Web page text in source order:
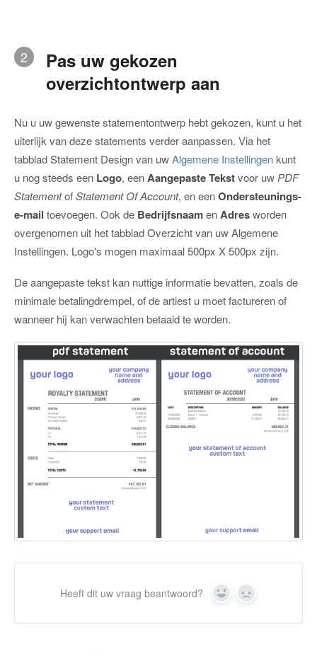
2
Pas uw gekozen
overzichtontwerp aan
Nu u uw gewenste statementontwerp hebt gekozen, kunt u het
uiterlijk van deze statements verder aanpassen. Via het
tabblad Statement Design van uwAlgemene Instellingen kunt
u nog steeds een Logo, eenAangepaste Tekstvoor uw PDF
StatementofStatement Of Account, en eenOndersteunings-
e-mail toevoegen. Ook de BedrijfsnaamenAdresworden
overgenomen uit het tabblad Overzicht van uw Algemene
Instellingen. Logo's mogen maximaal 500px X 500px zijn.
De aangepaste tekst kan nuttige informatie bevatten, zoals de
minimale betalingdrempel, of de artiest u moet factureren of
wanneer hij kan verwachten betaald te worden.
Heeft dit uw vraag beantwoord? Ja Nee